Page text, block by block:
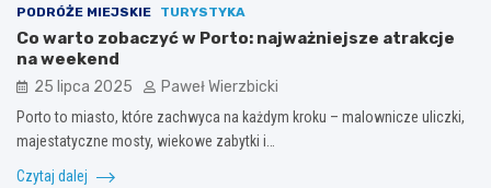
PODRÓŻE MIEJSKIE
TURYSTYKA
Co warto zobaczyć w Porto: najważniejsze atrakcje
na weekend
25 lipca 2025 Paweł Wierzbicki
Porto to miasto, które zachwyca na każdym kroku – malownicze uliczki,
majestatyczne mosty, wiekowe zabytki i…
Czytaj dalej